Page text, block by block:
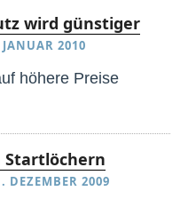
wird günstiger
2010
höhere Preise
Startlöchern
DEZEMBER 2009